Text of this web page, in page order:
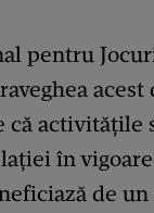
pentru
că activitățile
în
de